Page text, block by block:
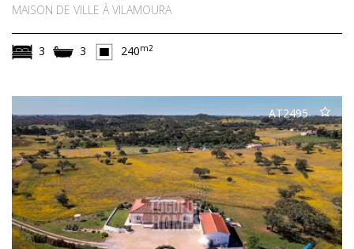
MAISON DE VILLE À VILAMOURA
3 3 240m2
AT2495